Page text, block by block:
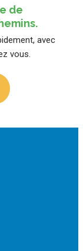
de
.
avec
vous.